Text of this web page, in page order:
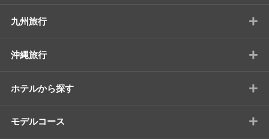
九州旅行 +
沖縄旅行 +
ホテルから探す +
モデルコース +